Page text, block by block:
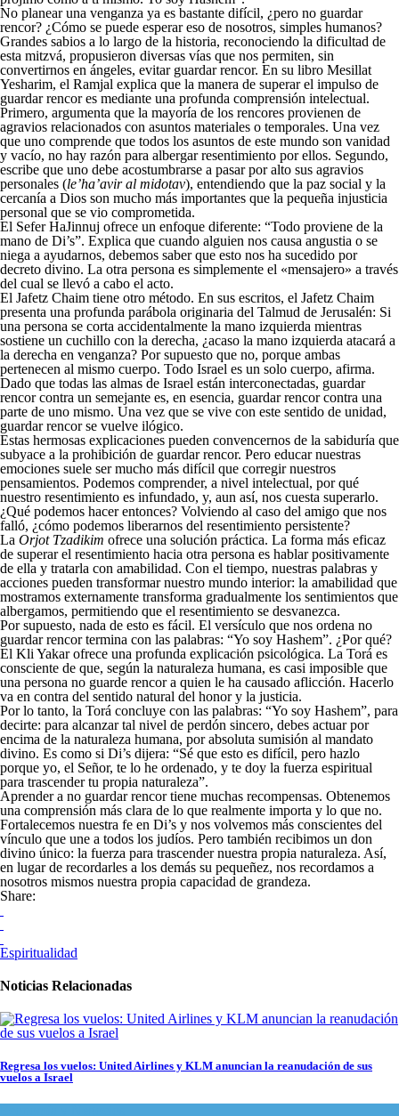
No planear una venganza ya es bastante difícil, ¿pero no guardar
rencor? ¿Cómo se puede esperar eso de nosotros, simples humanos?
Grandes sabios a lo largo de la historia, reconociendo la dificultad de
esta mitzvá, propusieron diversas vías que nos permiten, sin
convertirnos en ángeles, evitar guardar rencor. En su libro Mesillat
Yesharim, el Ramjal explica que la manera de superar el impulso de
guardar rencor es mediante una profunda comprensión intelectual.
Primero, argumenta que la mayoría de los rencores provienen de
agravios relacionados con asuntos materiales o temporales. Una vez
que uno comprende que todos los asuntos de este mundo son vanidad
y vacío, no hay razón para albergar resentimiento por ellos. Segundo,
escribe que uno debe acostumbrarse a pasar por alto sus agravios
personales (le’ha’avir al midotav), entendiendo que la paz social y la
cercanía a Dios son mucho más importantes que la pequeña injusticia
personal que se vio comprometida.
El Sefer HaJinnuj ofrece un enfoque diferente: “Todo proviene de la
mano de Di’s”. Explica que cuando alguien nos causa angustia o se
niega a ayudarnos, debemos saber que esto nos ha sucedido por
decreto divino. La otra persona es simplemente el «mensajero» a través
del cual se llevó a cabo el acto.
El Jafetz Chaim tiene otro método. En sus escritos, el Jafetz Chaim
presenta una profunda parábola originaria del Talmud de Jerusalén: Si
una persona se corta accidentalmente la mano izquierda mientras
sostiene un cuchillo con la derecha, ¿acaso la mano izquierda atacará a
la derecha en venganza? Por supuesto que no, porque ambas
pertenecen al mismo cuerpo. Todo Israel es un solo cuerpo, afirma.
Dado que todas las almas de Israel están interconectadas, guardar
rencor contra un semejante es, en esencia, guardar rencor contra una
parte de uno mismo. Una vez que se vive con este sentido de unidad,
guardar rencor se vuelve ilógico.
Estas hermosas explicaciones pueden convencernos de la sabiduría que
subyace a la prohibición de guardar rencor. Pero educar nuestras
emociones suele ser mucho más difícil que corregir nuestros
pensamientos. Podemos comprender, a nivel intelectual, por qué
nuestro resentimiento es infundado, y, aun así, nos cuesta superarlo.
¿Qué podemos hacer entonces? Volviendo al caso del amigo que nos
falló, ¿cómo podemos liberarnos del resentimiento persistente?
La Orjot Tzadikim ofrece una solución práctica. La forma más eficaz
de superar el resentimiento hacia otra persona es hablar positivamente
de ella y tratarla con amabilidad. Con el tiempo, nuestras palabras y
acciones pueden transformar nuestro mundo interior: la amabilidad que
mostramos externamente transforma gradualmente los sentimientos que
albergamos, permitiendo que el resentimiento se desvanezca.
Por supuesto, nada de esto es fácil. El versículo que nos ordena no
guardar rencor termina con las palabras: “Yo soy Hashem”. ¿Por qué?
El Kli Yakar ofrece una profunda explicación psicológica. La Torá es
consciente de que, según la naturaleza humana, es casi imposible que
una persona no guarde rencor a quien le ha causado aflicción. Hacerlo
va en contra del sentido natural del honor y la justicia.
Por lo tanto, la Torá concluye con las palabras: “Yo soy Hashem”, para
decirte: para alcanzar tal nivel de perdón sincero, debes actuar por
encima de la naturaleza humana, por absoluta sumisión al mandato
divino. Es como si Di’s dijera: “Sé que esto es difícil, pero hazlo
porque yo, el Señor, te lo he ordenado, y te doy la fuerza espiritual
para trascender tu propia naturaleza”.
Aprender a no guardar rencor tiene muchas recompensas. Obtenemos
una comprensión más clara de lo que realmente importa y lo que no.
Fortalecemos nuestra fe en Di’s y nos volvemos más conscientes del
vínculo que une a todos los judíos. Pero también recibimos un don
divino único: la fuerza para trascender nuestra propia naturaleza. Así,
en lugar de recordarles a los demás su pequeñez, nos recordamos a
nosotros mismos nuestra propia capacidad de grandeza.
Share:
Espiritualidad
Noticias Relacionadas
Regresa los vuelos: United Airlines y KLM anuncian la reanudación de sus
vuelos a Israel